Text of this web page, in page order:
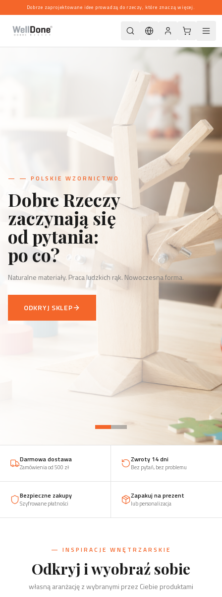
Dobrze zaprojektowane idee prowadzą do rzeczy, które znaczą więcej.
— POLSKIE WZORNICTWO
Dobre Rzeczy
zaczynają się
od pytania:
po co?
Naturalne materiały. Praca ludzkich rąk. Nowoczesna forma.
ODKRYJ SKLEP
Darmowa dostawa
Zamówienia od 500 zł
Zwroty 14 dni
Bez pytań, bez problemu
Bezpieczne zakupy
Szyfrowane płatności
Zapakuj na prezent
lub personalizacja
— INSPIRACJE WNĘTRZARSKIE
Odkryj i wyobraź sobie
własną aranżację z wybranymi przez Ciebie produktami
Kuchnia
Sólsel i Nietopieprz, podkładki,
Salon
Biuro Dzieci